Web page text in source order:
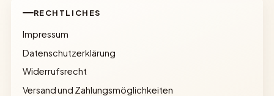
RECHTLICHES
Impressum
Datenschutzerklärung
Widerrufsrecht
Versand und Zahlungsmöglichkeiten